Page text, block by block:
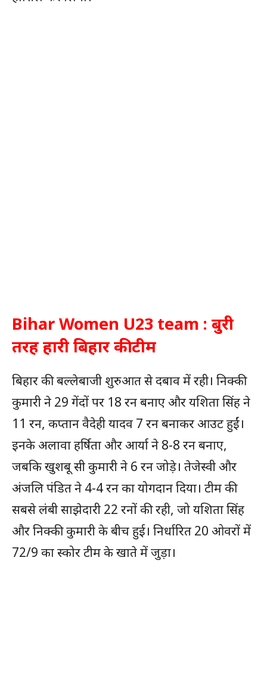
Bihar Women U23 team : बुरी
तरह हारी बिहार की टीम
बिहार की बल्लेबाजी शुरुआत से दबाव में रही। निक्की
कुमारी ने 29 गेंदों पर 18 रन बनाए और यशिता सिंह ने
11 रन, कप्तान वैदेही यादव 7 रन बनाकर आउट हुईं।
इनके अलावा हर्षिता और आर्या ने 8-8 रन बनाए,
जबकि खुशबू सी कुमारी ने 6 रन जोड़े। तेजेस्वी और
अंजलि पंडित ने 4-4 रन का योगदान दिया। टीम की
सबसे लंबी साझेदारी 22 रनों की रही, जो यशिता सिंह
और निक्की कुमारी के बीच हुई। निर्धारित 20 ओवरों में
72/9 का स्कोर टीम के खाते में जुड़ा।